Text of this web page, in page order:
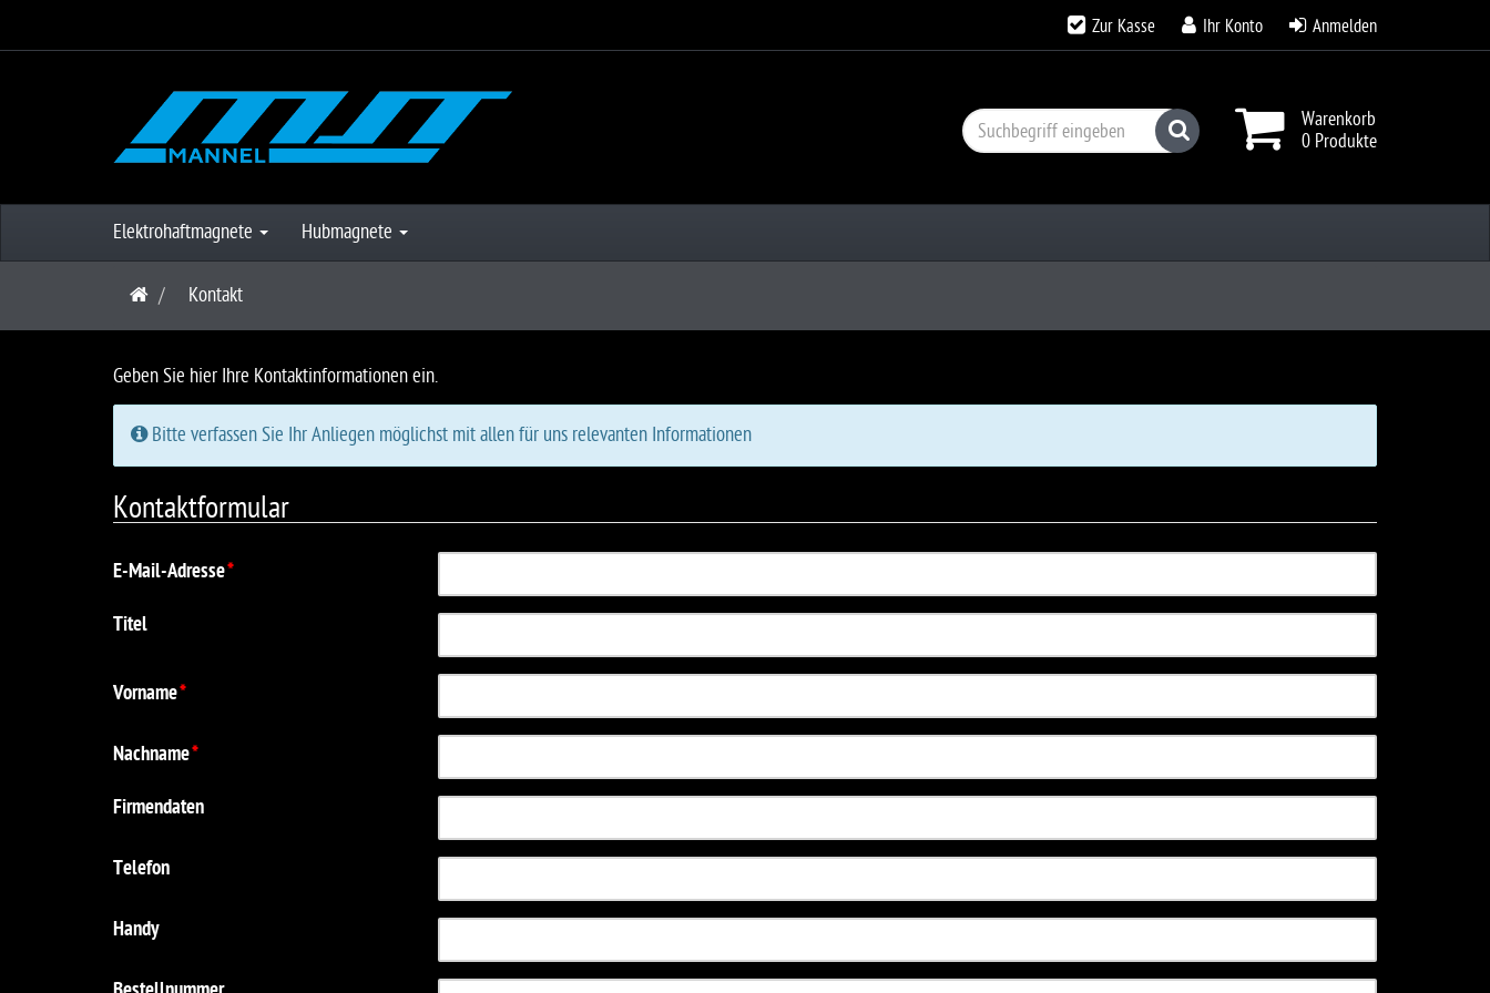
Zur Kasse Ihr Konto Anmelden
Warenkorb
0 Produkte
Suchen
Elektrohaftmagnete Hubmagnete
S
r
t
s
t
Kontakt
Geben Sie hier Ihre Kontaktinformationen ein.
Bitte verfassen Sie Ihr Anliegen möglichst mit allen für uns relevanten Informationen
Kontaktformular
E-Mail-Adresse*
Titel
Vorname*
Nachname*
Firmendaten
Telefon
Handy